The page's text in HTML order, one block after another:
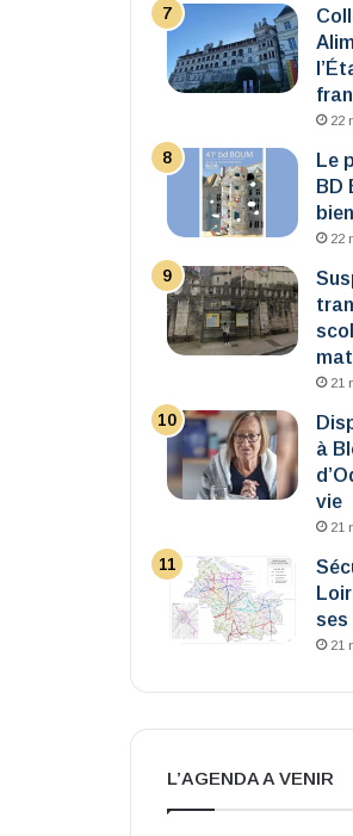
22
Le
BD
22
21
à
vie
21
ses
21
L’AGENDA A VENIR